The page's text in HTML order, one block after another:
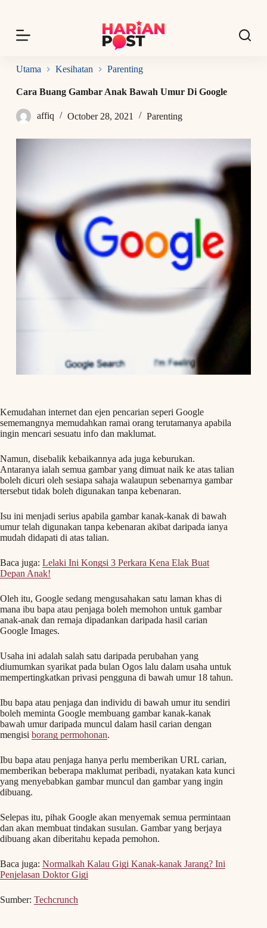
p
oUtama Kesihatan Parenting
Cara Buang Gambar Anak Bawah Umur Di Google
affiq October 28, 2021 Parenting
Kemudahan internet dan ejen pencarian seperi Google
sememangnya memudahkan ramai orang terutamanya apabila
ingin mencari sesuatu info dan maklumat.
Namun, disebalik kebaikannya ada juga keburukan.
Antaranya ialah semua gambar yang dimuat naik ke atas talian
boleh dicuri oleh sesiapa sahaja walaupun sebenarnya gambar
tersebut tidak boleh digunakan tanpa kebenaran.
Isu ini menjadi serius apabila gambar kanak-kanak di bawah
umur telah digunakan tanpa kebenaran akibat daripada ianya
mudah didapati di atas talian.
Baca juga: Lelaki Ini Kongsi 3 Perkara Kena Elak Buat
Depan Anak!
Oleh itu, Google sedang mengusahakan satu laman khas di
mana ibu bapa atau penjaga boleh memohon untuk gambar
anak-anak dan remaja dipadankan daripada hasil carian
Google Images.
Usaha ini adalah salah satu daripada perubahan yang
diumumkan syarikat pada bulan Ogos lalu dalam usaha untuk
mempertingkatkan privasi pengguna di bawah umur 18 tahun.
Ibu bapa atau penjaga dan individu di bawah umur itu sendiri
boleh meminta Google membuang gambar kanak-kanak
bawah umur daripada muncul dalam hasil carian dengan
mengisi borang permohonan.
Ibu bapa atau penjaga hanya perlu memberikan URL carian,
memberikan beberapa maklumat peribadi, nyatakan kata kunci
yang menyebabkan gambar muncul dan gambar yang ingin
dibuang.
Selepas itu, pihak Google akan menyemak semua permintaan
dan akan membuat tindakan susulan. Gambar yang berjaya
dibuang akan diberitahu kepada pemohon.
Baca juga: Normalkah Kalau Gigi Kanak-kanak Jarang? Ini
Penjelasan Doktor Gigi
Sumber: Techcrunch